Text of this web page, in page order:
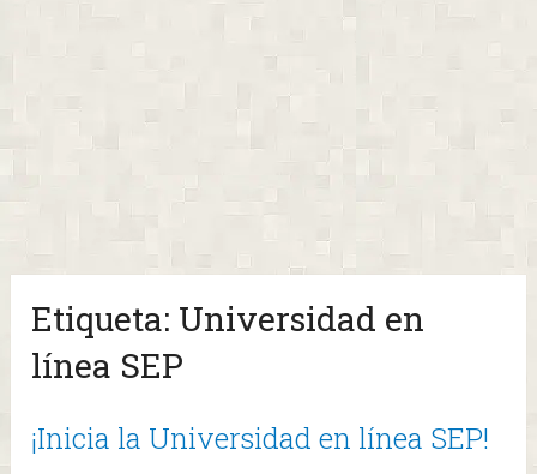
Etiqueta: Universidad en
línea SEP
¡Inicia la Universidad en línea SEP!